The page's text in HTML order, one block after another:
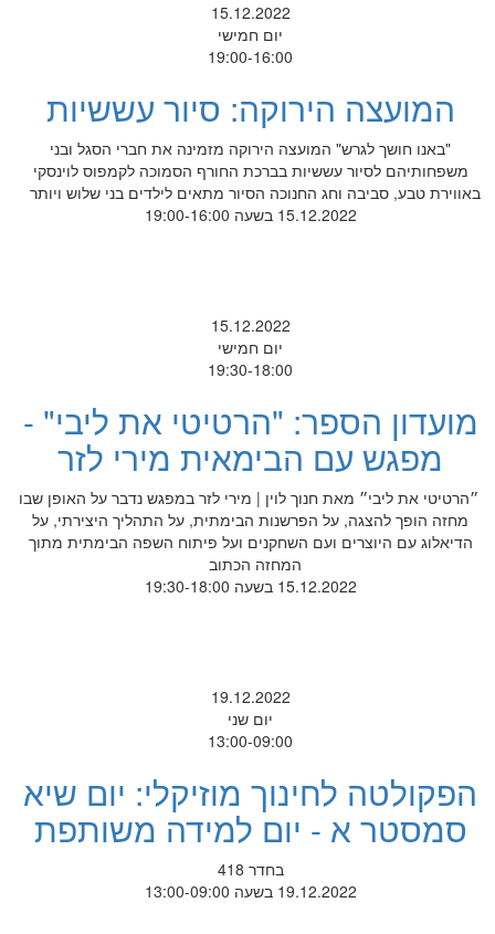
15.12.2022
יום חמישי
19:00-16:00
המועצה הירוקה: סיור עששיות
"באנו חושך לגרש" המועצה הירוקה מזמינה את חברי הסגל ובני
משפחותיהם לסיור עששיות בברכת החורף הסמוכה לקמפוס לוינסקי
באווירת טבע, סביבה וחג החנוכה הסיור מתאים לילדים בני שלוש ויותר
15.12.2022 בשעה 19:00-16:00
15.12.2022
יום חמישי
19:30-18:00
מועדון הספר: "הרטיטי את ליבי" -
מפגש עם הבימאית מירי לזר
״הרטיטי את ליבי״ מאת חנוך לוין | מירי לזר במפגש נדבר על האופן שבו
מחזה הופך להצגה, על הפרשנות הבימתית, על התהליך היצירתי, על
הדיאלוג עם היוצרים ועם השחקנים ועל פיתוח השפה הבימתית מתוך
המחזה הכתוב
15.12.2022 בשעה 19:30-18:00
19.12.2022
יום שני
13:00-09:00
הפקולטה לחינוך מוזיקלי: יום שיא
סמסטר א - יום למידה משותפת
בחדר 418
19.12.2022 בשעה 13:00-09:00